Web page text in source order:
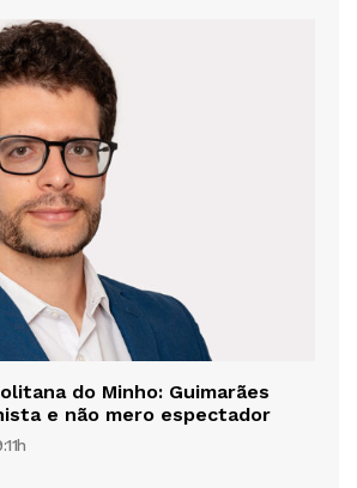
do Minho: Guimarães
e não mero espectador